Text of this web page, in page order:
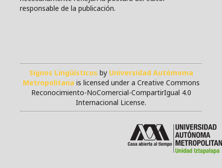
responsable de la publicación.
Signos Lingüísticos by Universidad Autómoma
Metropolitana is licensed under a Creative Commons
Reconocimiento-NoComercial-CompartirIgual 4.0
Internacional License.